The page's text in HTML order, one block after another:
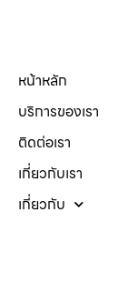
หน้าหลัก
บริการของเรา
ติดต่อเรา
เกี่ยวกับเรา
เกี่ยวกับ